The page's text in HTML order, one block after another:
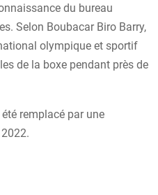
du bureau
Selon Boubacar Biro Barry,
olympique et sportif
de la boxe pendant près de
remplacé par une